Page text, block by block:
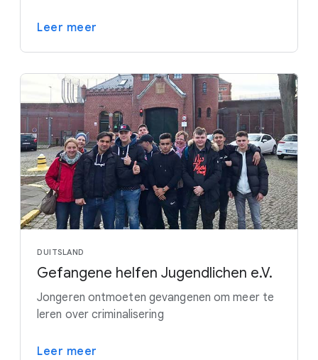
Leer meer
DUITSLAND
Gefangene helfen Jugendlichen e.V.
Jongeren ontmoeten gevangenen om meer te
leren over criminalisering
Leer meer